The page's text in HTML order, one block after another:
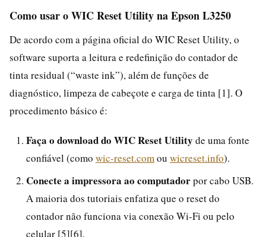
Como usar o WIC Reset Utility na Epson L3250
De acordo com a página oficial do WIC Reset Utility, o
software suporta a leitura e redefinição do contador de
tinta residual (“waste ink”), além de funções de
diagnóstico, limpeza de cabeçote e carga de tinta [1]. O
procedimento básico é:
Faça o download do WIC Reset Utility de uma fonte
confiável (como wic-reset.com ou wicreset.info).
Conecte a impressora ao computadorpor cabo USB.
A maioria dos tutoriais enfatiza que o reset do
contador não funciona via conexão Wi‑Fi ou pelo
celular [5][6].